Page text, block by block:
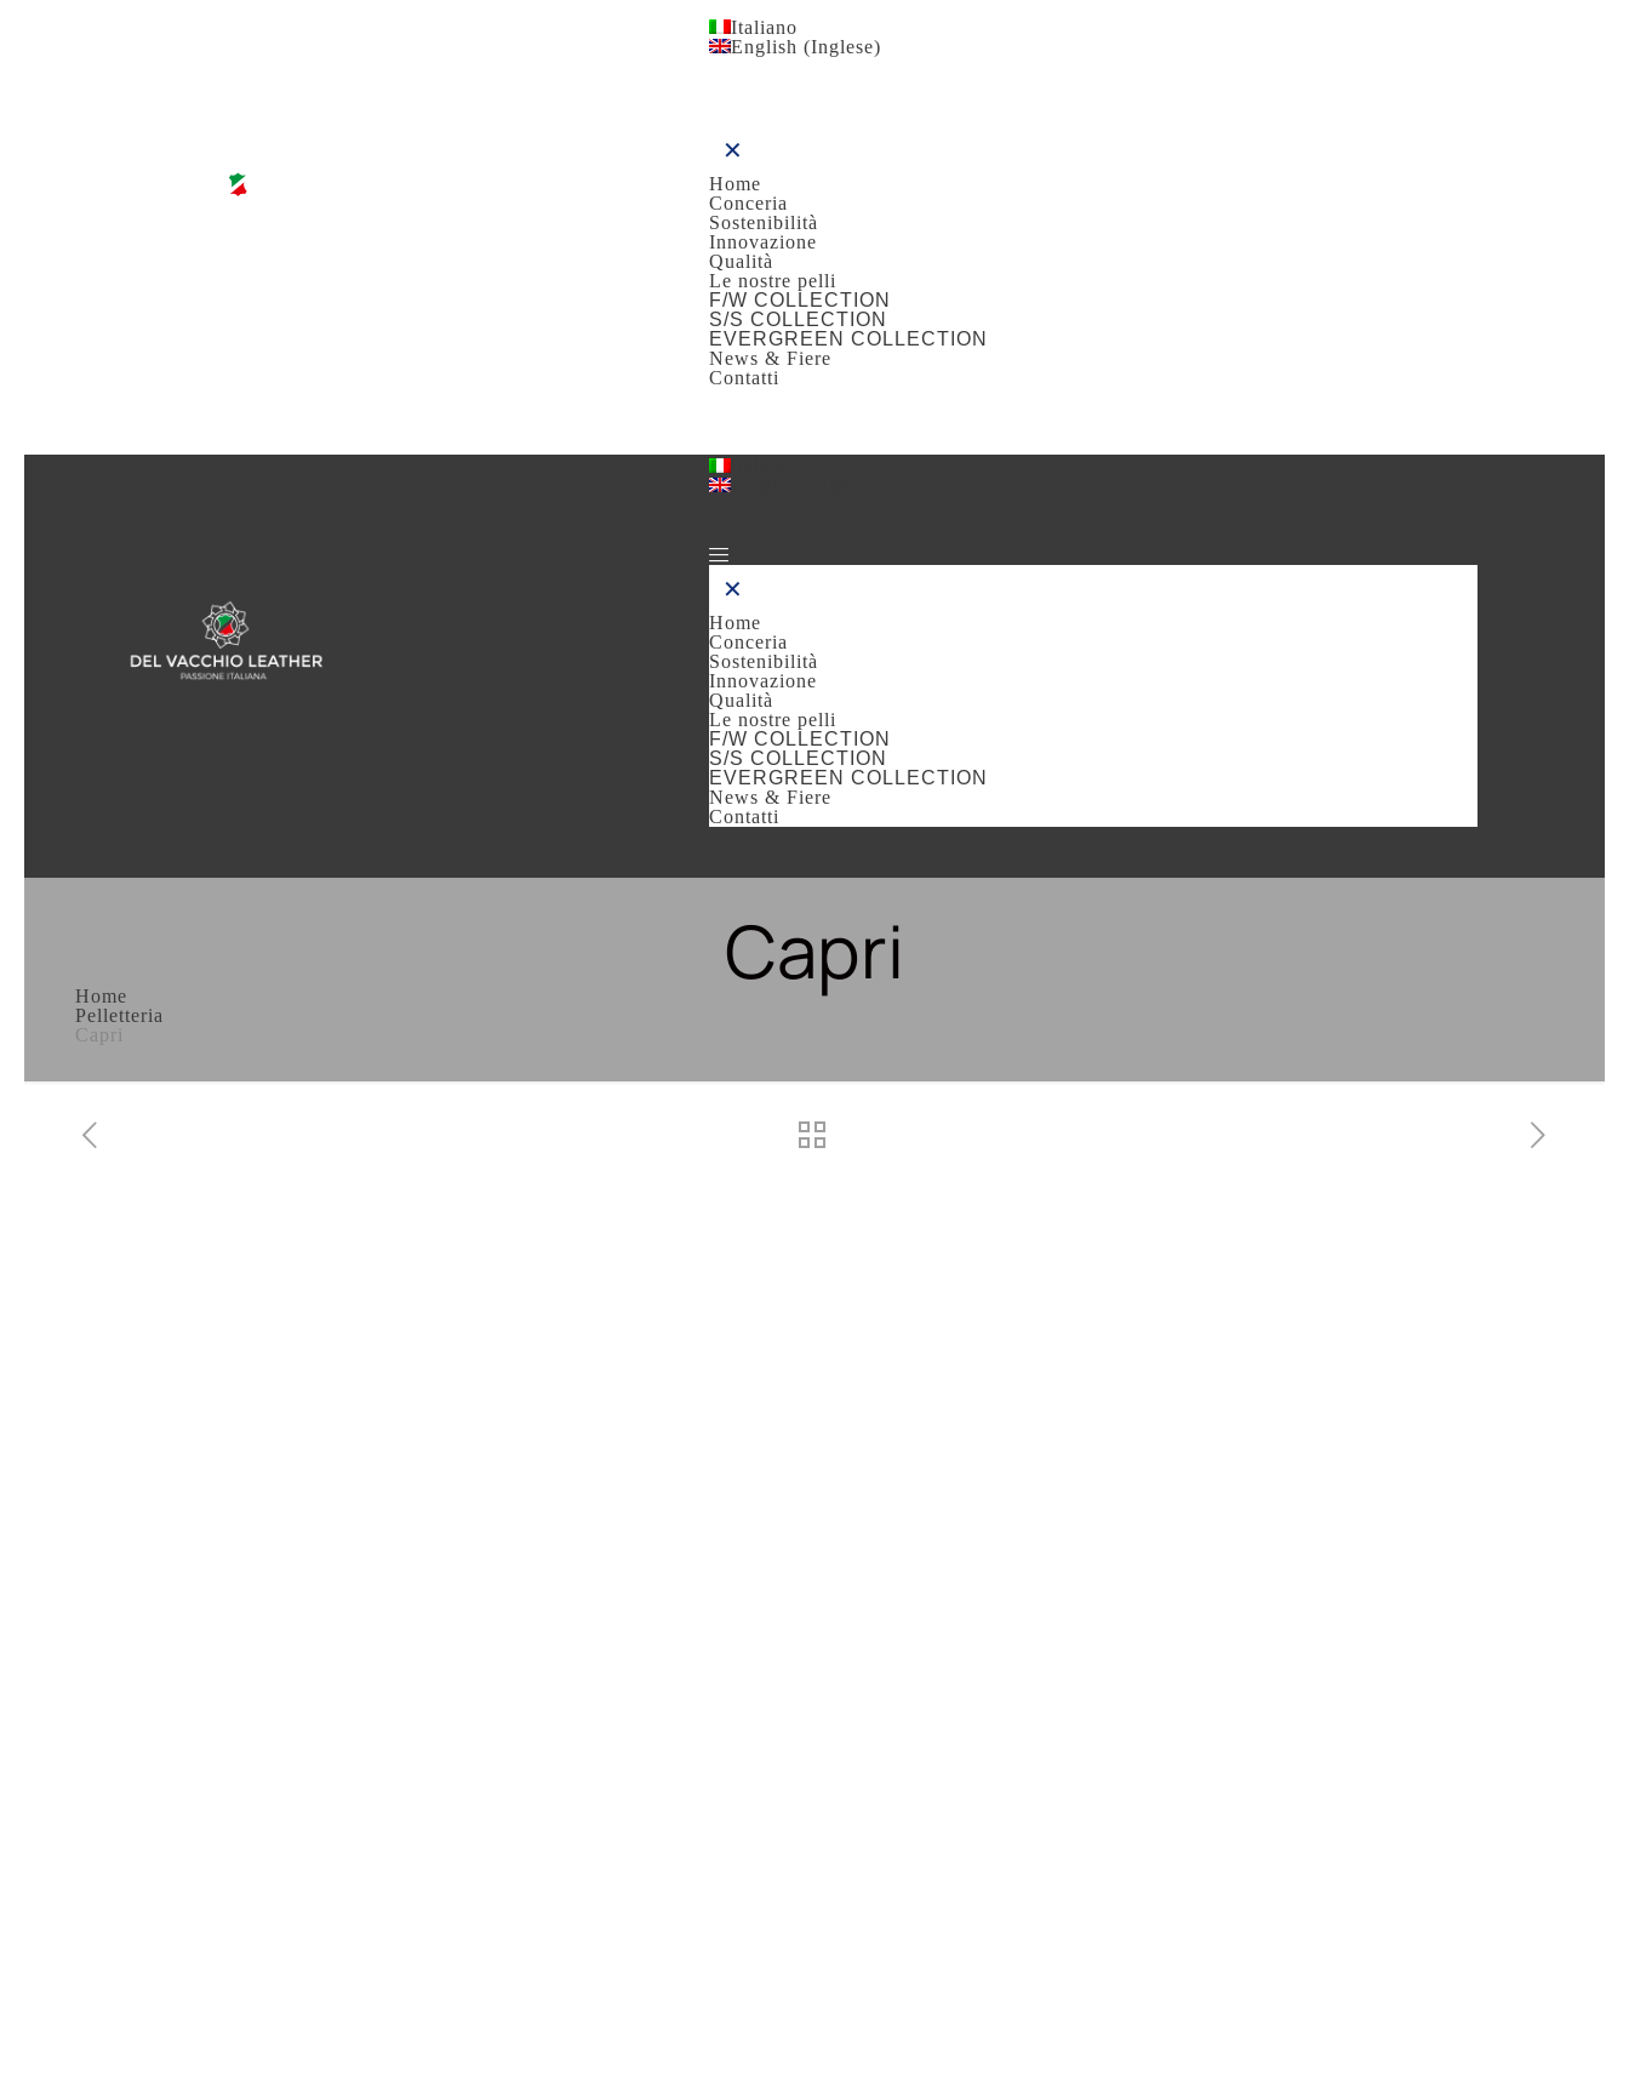
Italiano
English (Inglese)
✕
Home
Conceria
Sostenibilità
Innovazione
Qualità
Le nostre pelli
F/W COLLECTION
S/S COLLECTION
EVERGREEN COLLECTION
News & Fiere
Contatti
✕
Home
Conceria
Sostenibilità
Innovazione
Qualità
Le nostre pelli
F/W COLLECTION
S/S COLLECTION
EVERGREEN COLLECTION
News & Fiere
Contatti
Capri
Home
Pelletteria
Capri